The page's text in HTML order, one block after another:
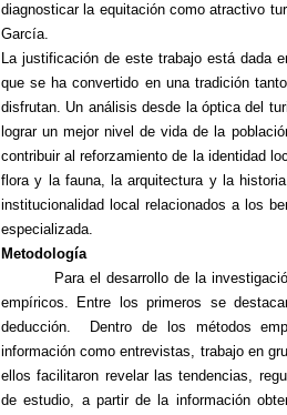
diagnosticar la equitación como atractivo
García.
La justificación de este trabajo está dada
que se ha convertido en una tradición
disfrutan. Un análisis desde la óptica del
lograr un mejor nivel de vida de la
contribuir al reforzamiento de la identidad
flora y la fauna, la arquitectura y la
institucionalidad local relacionados a los
especializada.
Metodología
Para el desarrollo de la
empíricos. Entre los primeros se
deducción. Dentro de los métodos
información como entrevistas, trabajo en
ellos facilitaron revelar las tendencias,
de estudio, a partir de la información